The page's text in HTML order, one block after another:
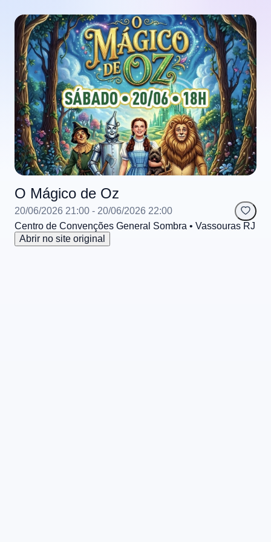
O Mágico de Oz
20/06/2026 21:00 - 20/06/2026 22:00
Centro de Convenções General Sombra • Vassouras RJ
Abrir no site original